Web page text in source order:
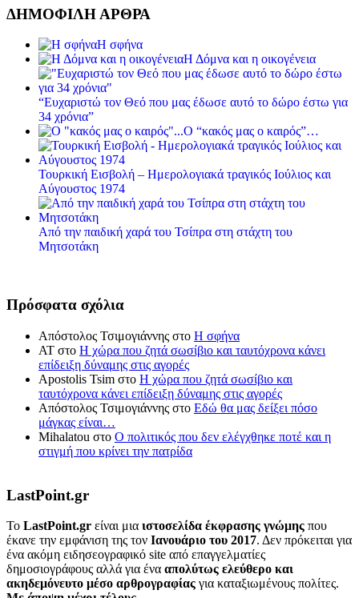
ΔΗΜΟΦΙΛΗ ΑΡΘΡΑ
Η σφήνα
Η Δόμνα και η οικογένεια
“Ευχαριστώ τον Θεό που μας έδωσε αυτό το δώρο έστω για
34 χρόνια”
Ο “κακός μας ο καιρός”…
Τουρκική Εισβολή – Ημερολογιακά τραγικός Ιούλιος και
Αύγουστος 1974
Από την παιδική χαρά του Τσίπρα στη στάχτη του
Μητσοτάκη
Πρόσφατα σχόλια
Απόστολος Τσιμογιάννης στο Η σφήνα
ΑΤ στο Η χώρα που ζητά σωσίβιο και ταυτόχρονα κάνει
επίδειξη δύναμης στις αγορές
Apostolis Tsim στο Η χώρα που ζητά σωσίβιο και
ταυτόχρονα κάνει επίδειξη δύναμης στις αγορές
Απόστολος Τσιμογιάννης στο Εδώ θα μας δείξει πόσο
μάγκας είναι…
Mihalatou στο Ο πολιτικός που δεν ελέγχθηκε ποτέ και η
στιγμή που κρίνει την πατρίδα
LastPoint.gr
To LastPoint.gr είναι μια ιστοσελίδα έκφρασης γνώμης που
έκανε την εμφάνιση της τον Ιανουάριο του 2017. Δεν πρόκειται για
ένα ακόμη ειδησεογραφικό site από επαγγελματίες
δημοσιογράφους αλλά για ένα απολύτως ελεύθερο και
ακηδεμόνευτο μέσο αρθρογραφίας για καταξιωμένους πολίτες.